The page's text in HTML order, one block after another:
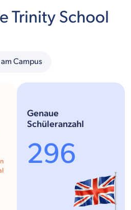
Trinity School
Campus
Genaue
Schüleranzahl
296